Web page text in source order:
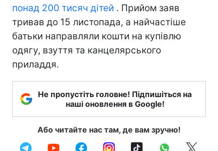
понад 200 тисяч дітей . Прийом заяв
тривав до 15 листопада, а найчастіше
батьки направляли кошти на купівлю
одягу, взуття та канцелярського
приладдя.
Не пропустіть головне! Підпишіться на
наші оновлення в Google!
Або читайте нас там, де вам зручно!